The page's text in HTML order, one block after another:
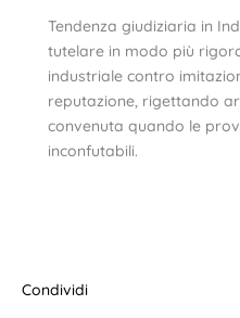
Tendenza giudiziaria in
tutelare in modo più
industriale contro
reputazione, rigettando
convenuta quando le
inconfutabili.
Condividi